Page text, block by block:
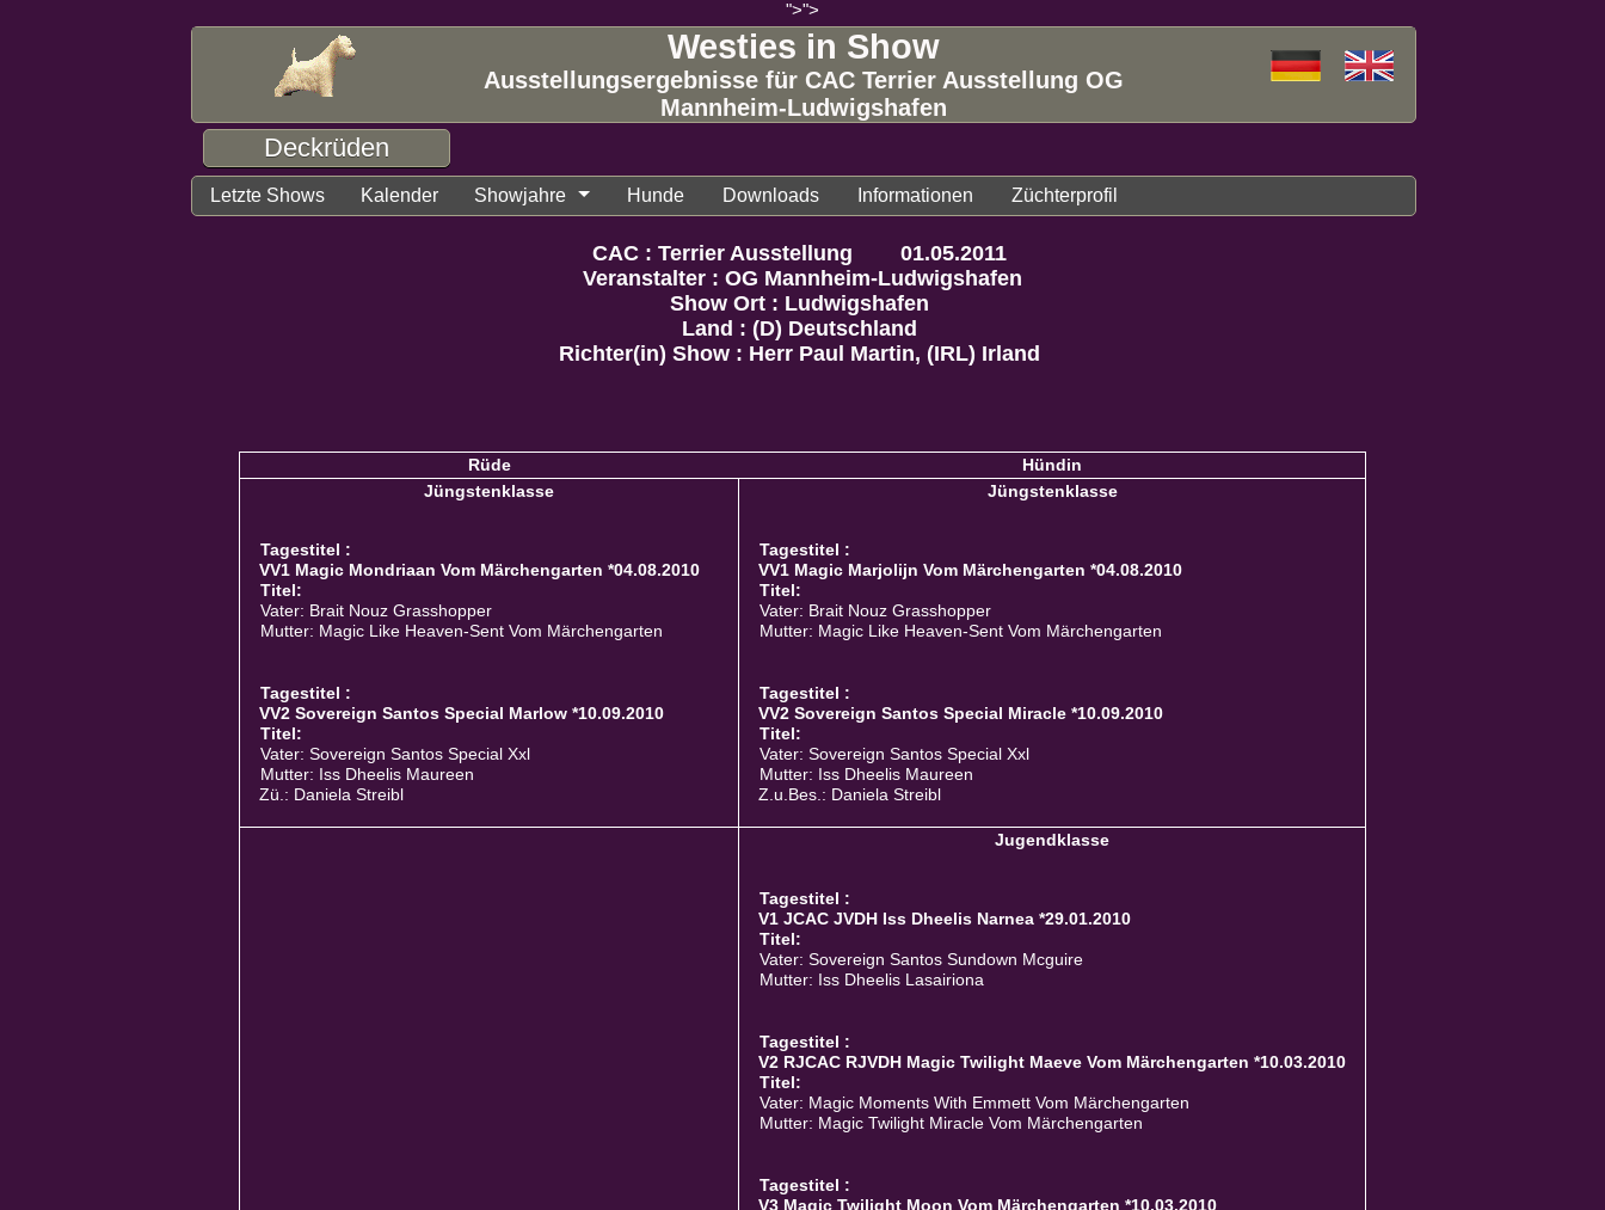
">">
Westies in Show
Ausstellungsergebnisse für CAC Terrier Ausstellung OG
Mannheim-Ludwigshafen
Deckrüden
Letzte Shows Kalender Showjahre Hunde Downloads Informationen Züchterprofil
CAC : Terrier Ausstellung 01.05.2011
Veranstalter : OG Mannheim-Ludwigshafen
Show Ort : Ludwigshafen
Land : (D) Deutschland
Richter(in) Show : Herr Paul Martin, (IRL) Irland
Rüde
Hündin
Jüngstenklasse
Tagestitel :
VV1 Magic Mondriaan Vom Märchengarten *04.08.2010
Titel:
Vater: Brait Nouz Grasshopper
Mutter: Magic Like Heaven-Sent Vom Märchengarten
Tagestitel :
VV2 Sovereign Santos Special Marlow *10.09.2010
Titel:
Vater: Sovereign Santos Special Xxl
Mutter: Iss Dheelis Maureen
Zü.: Daniela Streibl
Jüngstenklasse
Tagestitel :
VV1 Magic Marjolijn Vom Märchengarten *04.08.2010
Titel:
Vater: Brait Nouz Grasshopper
Mutter: Magic Like Heaven-Sent Vom Märchengarten
Tagestitel :
VV2 Sovereign Santos Special Miracle *10.09.2010
Titel:
Vater: Sovereign Santos Special Xxl
Mutter: Iss Dheelis Maureen
Z.u.Bes.: Daniela Streibl
Jugendklasse
Tagestitel :
V1 JCAC JVDH Iss Dheelis Narnea *29.01.2010
Titel:
Vater: Sovereign Santos Sundown Mcguire
Mutter: Iss Dheelis Lasairiona
Tagestitel :
V2 RJCAC RJVDH Magic Twilight Maeve Vom Märchengarten *10.03.2010
Titel:
Vater: Magic Moments With Emmett Vom Märchengarten
Mutter: Magic Twilight Miracle Vom Märchengarten
Tagestitel :
V3 Magic Twilight Moon Vom Märchengarten *10.03.2010